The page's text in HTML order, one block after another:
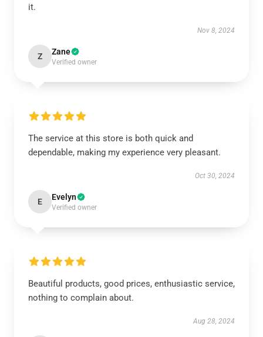
it.
Nov 8, 2024
Z Zane
Verified owner
The service at this store is both quick and
dependable, making my experience very pleasant.
Oct 30, 2024
E Evelyn
Verified owner
Beautiful products, good prices, enthusiastic service,
nothing to complain about.
Aug 28, 2024